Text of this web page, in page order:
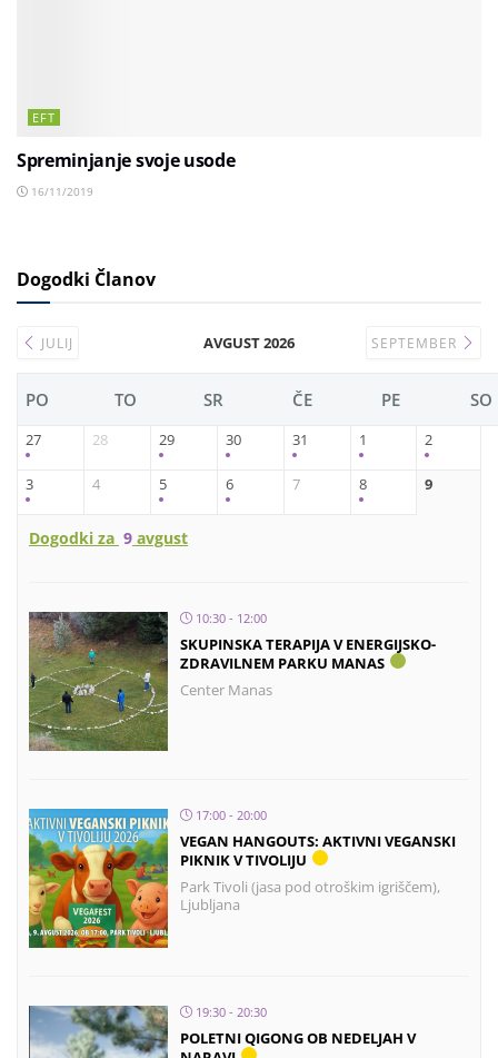
EFT
Spreminjanje svoje usode
16/11/2019
Dogodki Članov
JULIJ AVGUST 2026 SEPTEMBER
PO TO SR ČE PE SO
27 28 29 30 31 1 2
3 4 5 6 7 8 9
Dogodki za 9 avgust
10:30 - 12:00
SKUPINSKA TERAPIJA V ENERGIJSKO-
ZDRAVILNEM PARKU MANAS
Center Manas
17:00 - 20:00
VEGAN HANGOUTS: AKTIVNI VEGANSKI
PIKNIK V TIVOLIJU
Park Tivoli (jasa pod otroškim igriščem),
Ljubljana
19:30 - 20:30
POLETNI QIGONG OB NEDELJAH V